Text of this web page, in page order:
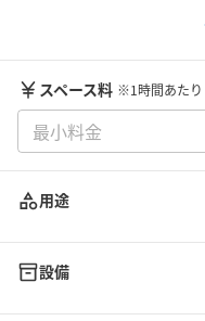
スペース料 ※1時間あたり
用途
設備